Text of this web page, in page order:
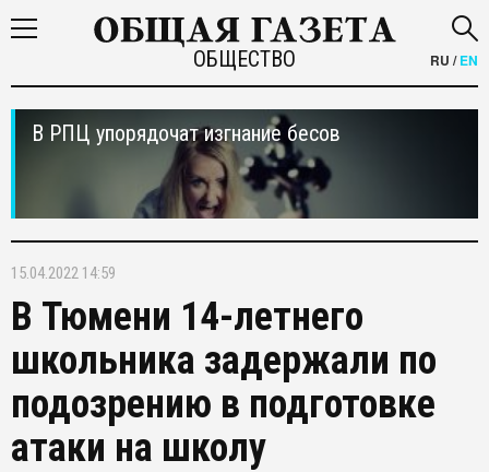
ОБЩЕСТВО RU /EN
В РПЦ упорядочат изгнание бесов
15.04.2022 14:59
В Тюмени 14-летнего
школьника задержали по
подозрению в подготовке
атаки на школу